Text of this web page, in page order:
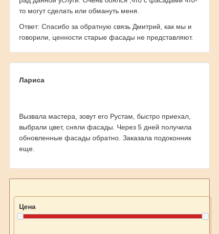
то могут сделать или обмануть меня.
Ответ: Спасибо за обратную связь Дмитрий, как мы и
говорили, ценности старые фасады не представляют.
Лариса
Вызвала мастера, зовут его Рустам, быстро приехал,
выбрали цвет, сняли фасады. Через 5 дней получила
обновленные фасады обратно. Заказала подоконник
еще.
Цена